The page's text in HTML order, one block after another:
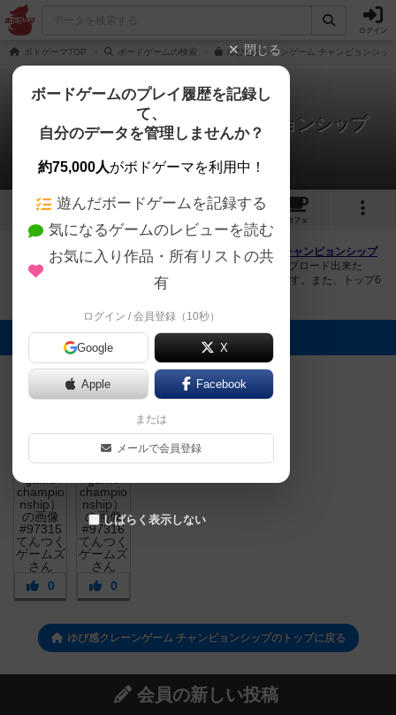
ログイン
ボドゲーマTOP ボードゲームの検索 ゆび感クレーンゲーム チャンピョンシッ
ゆび感クレーンゲーム チャンピョンシップ
2件の画像
2 4
カフェ
ボドゲーマにログインすると、 「ゆび感クレーンゲーム チャンピョンシップ
（Yubi kan crane game championship）」 の画像をアップロード出来た
り、他のユーザーの投稿画像に評価を付けることができます。また、トップ6
トップに表示される画像
てんつくゲーム
0 0
ゆび感クレーンゲーム チャンピョンシップのトップに戻る
会員の新しい投稿
閉じる
ボードゲームのプレイ履歴を記録し
て、
自分のデータを管理しませんか？
約75,000人がボドゲーマを利用中！
遊んだボードゲームを記録する
気になるゲームのレビューを読む
お気に入り作品・所有リストの共
有
ログイン / 会員登録（10秒）
Google X
Apple Facebook
または
メールで会員登録
しばらく表示しない